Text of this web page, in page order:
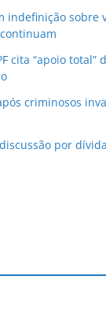
indefinição sobre
cita “apoio total”
criminosos
por